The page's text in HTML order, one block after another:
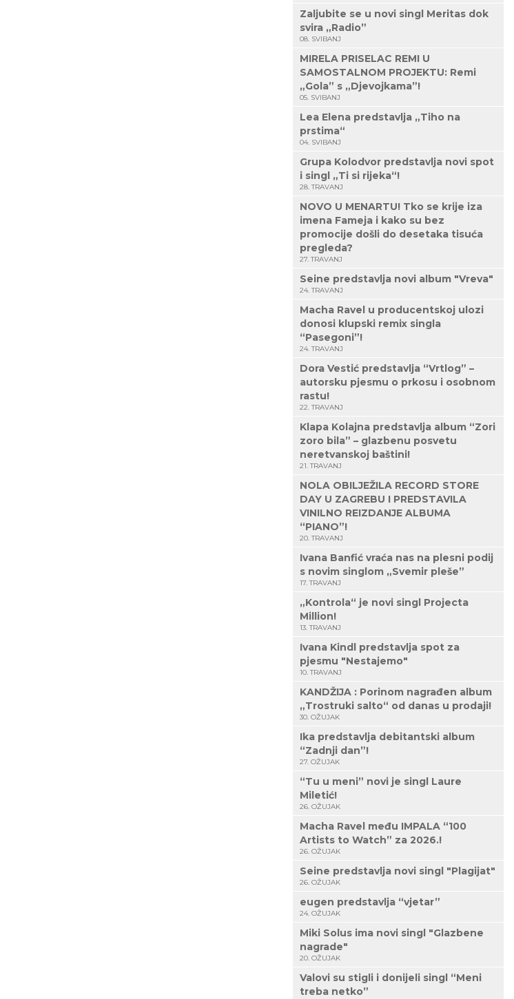
Zaljubite se u novi singl Meritas dok
svira „Radio”
08. SVIBANJ
MIRELA PRISELAC REMI U
SAMOSTALNOM PROJEKTU: Remi
„Gola” s „Djevojkama”!
05. SVIBANJ
Lea Elena predstavlja „Tiho na
prstima“
04. SVIBANJ
Grupa Kolodvor predstavlja novi spot
i singl „Ti si rijeka“!
28. TRAVANJ
NOVO U MENARTU! Tko se krije iza
imena Fameja i kako su bez
promocije došli do desetaka tisuća
pregleda?
27. TRAVANJ
Seine predstavlja novi album "Vreva"
24. TRAVANJ
Macha Ravel u producentskoj ulozi
donosi klupski remix singla
“Pasegoni”!
24. TRAVANJ
Dora Vestić predstavlja “Vrtlog” –
autorsku pjesmu o prkosu i osobnom
rastu!
22. TRAVANJ
Klapa Kolajna predstavlja album “Zori
zoro bila” – glazbenu posvetu
neretvanskoj baštini!
21. TRAVANJ
NOLA OBILJEŽILA RECORD STORE
DAY U ZAGREBU I PREDSTAVILA
VINILNO REIZDANJE ALBUMA
“PIANO”!
20. TRAVANJ
Ivana Banfić vraća nas na plesni podij
s novim singlom „Svemir pleše”
17. TRAVANJ
„Kontrola“ je novi singl Projecta
Million!
13. TRAVANJ
Ivana Kindl predstavlja spot za
pjesmu "Nestajemo"
10. TRAVANJ
KANDŽIJA : Porinom nagrađen album
„Trostruki salto“ od danas u prodaji!
30. OŽUJAK
Ika predstavlja debitantski album
“Zadnji dan”!
27. OŽUJAK
“Tu u meni” novi je singl Laure
Miletić!
26. OŽUJAK
Macha Ravel među IMPALA “100
Artists to Watch” za 2026.!
26. OŽUJAK
Seine predstavlja novi singl "Plagijat"
26. OŽUJAK
eugen predstavlja “vjetar”
24. OŽUJAK
Miki Solus ima novi singl "Glazbene
nagrade"
20. OŽUJAK
Valovi su stigli i donijeli singl “Meni
treba netko”